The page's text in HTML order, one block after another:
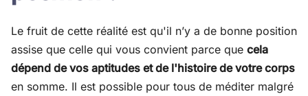
Le fruit de cette réalité est qu'il n’y a de bonne position
assise que celle qui vous convient parce que cela
dépend de vos aptitudes et de l'histoire de votre corps
en somme. Il est possible pour tous de méditer malgré